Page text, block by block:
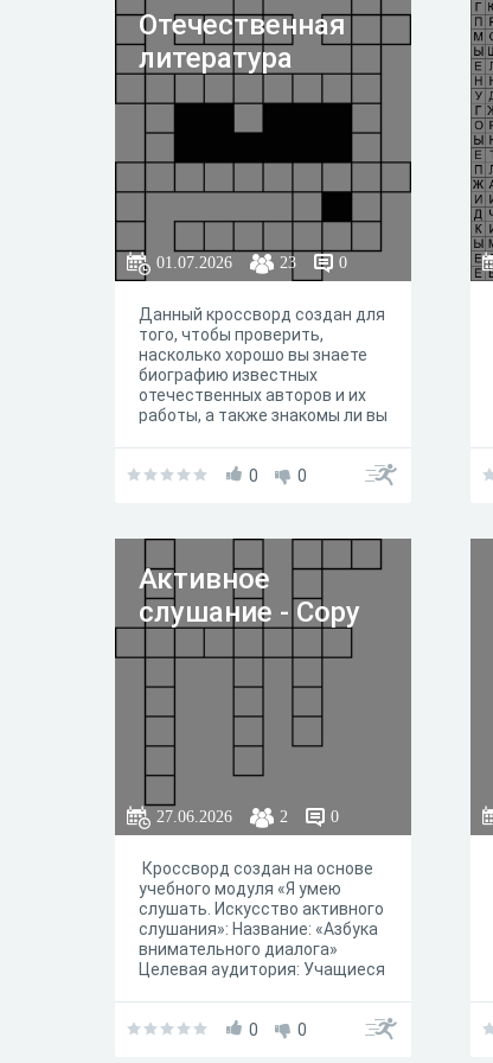
Отечественная
литература
01.07.2026 23 0
Данный кроссворд создан для
того, чтобы проверить,
насколько хорошо вы знаете
биографию известных
отечественных авторов и их
работы, а также знакомы ли вы
зародились вначале ХХ века.
0 0
Активное
слушание - Copy
27.06.2026 2 0
Кроссворд создан на основе
учебного модуля «Я умею
слушать. Искусство активного
слушания»: Название: «Азбука
внимательного диалога»
Целевая аудитория: Учащиеся
понятий и приемов
0 0